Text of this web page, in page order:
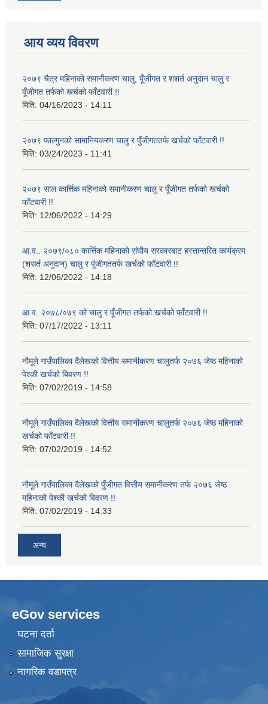
आय व्यय विवरण
२०७९ चैत्र महिनाको समानीकरण चालु, पूँजीगत र शशर्त अनुदान चालु र
पूँजीगत तर्फको खर्चको फाँटवारी !!
मिति: 04/16/2023 - 14:11
२०७९ फाल्गुनको सामानियकरण चालु र पुँजीगततर्फ खर्चको फाँटवारी !!
मिति: 03/24/2023 - 11:41
२०७९ साल कार्त्तिक महिनाको समानीकरण चालु र पूँजीगत तर्फको खर्चको
फाँटवारी !!
मिति: 12/06/2022 - 14:29
आ.व.. २०७९/०८० कार्त्तिक महिनाको संघीय सरकारबाट हस्तान्तरित कार्यक्रम
(शसर्त अनुदान) चालु र पूंजीगततर्फ खर्चको फाँटवारी !!
मिति: 12/06/2022 - 14:18
आ.व. २०७८/०७९ को चालु र पूँजीगत तर्फको खर्चको फाँटवारी !!
मिति: 07/17/2022 - 13:11
नौमूले गाउँपालिका दैलेखको वित्तीय समानीकरण चालुतर्फ २०७६ जेष्ठ महिनाको
पेश्की खर्चको बिवरण !!
मिति: 07/02/2019 - 14:58
नौमूले गाउँपालिका दैलेखको वित्तीय समानीकरण चालुतर्फ २०७६ जेष्ठ महिनाको
खर्चको फाँटवारी !!
मिति: 07/02/2019 - 14:52
नौमूले गाउँपालिका दैलेखको पुँजीगत वित्तीय समानीकरण तर्फ २०७६ जेष्ठ
महिनाको पेश्की खर्चको बिवरण !!
मिति: 07/02/2019 - 14:33
अन्य
eGov services
घटना दर्ता
सामाजिक सुरक्षा
नागरिक वडापत्र